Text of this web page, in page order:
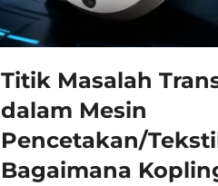
Titik Masalah
dalam Mesin
Pencetakan/
Bagaimana